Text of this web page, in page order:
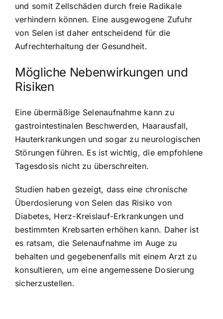
und somit Zellschäden durch freie Radikale
verhindern können. Eine ausgewogene Zufuhr
von Selen ist daher entscheidend für die
Aufrechterhaltung der Gesundheit.
Mögliche Nebenwirkungen und
Risiken
Eine übermäßige Selenaufnahme kann zu
gastrointestinalen Beschwerden, Haarausfall,
Hauterkrankungen und sogar zu neurologischen
Störungen führen. Es ist wichtig, die empfohlene
Tagesdosis nicht zu überschreiten.
Studien haben gezeigt, dass eine chronische
Überdosierung von Selen das Risiko von
Diabetes, Herz-Kreislauf-Erkrankungen und
bestimmten Krebsarten erhöhen kann. Daher ist
es ratsam, die Selenaufnahme im Auge zu
behalten und gegebenenfalls mit einem Arzt zu
konsultieren, um eine angemessene Dosierung
sicherzustellen.